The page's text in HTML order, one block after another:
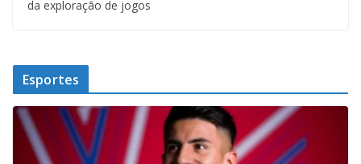
da exploração de jogos
Esportes